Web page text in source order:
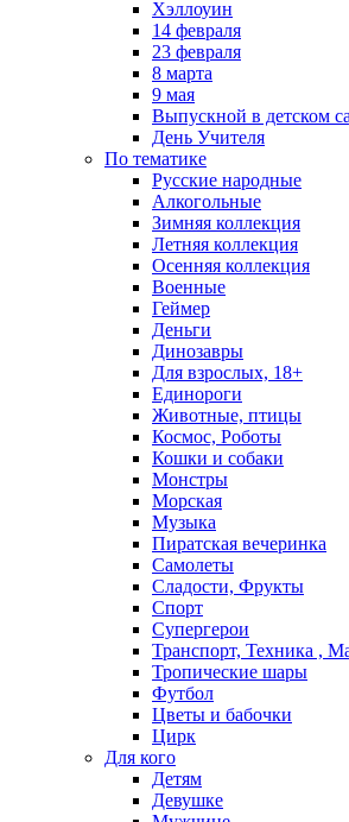
Хэллоуин
14 февраля
23 февраля
8 марта
9 мая
Выпускной в детском
День Учителя
По тематике
Русские народные
Алкогольные
Зимняя коллекция
Летняя коллекция
Осенняя коллекция
Военные
Геймер
Деньги
Динозавры
Для взрослых, 18+
Единороги
Животные, птицы
Космос, Роботы
Кошки и собаки
Монстры
Морская
Музыка
Пиратская вечеринка
Самолеты
Сладости, Фрукты
Спорт
Супергерои
Транспорт, Техника ,
Тропические шары
Футбол
Цветы и бабочки
Цирк
Для кого
Детям
Девушке